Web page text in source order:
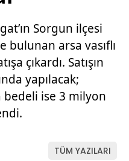
Sorgun ilçesi
bulunan arsa vasıflı
çıkardı. Satışın
yapılacak;
bedeli ise 3 milyon
TÜM YAZILARI